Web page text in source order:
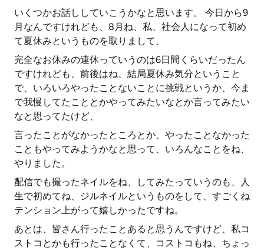
いくつかお話ししていこうかなと思います。 今日から9
月なんですけれども、8月ね、私、社会人になって初め
て夏休みというものを取りまして、
完全なお休みの連休っていうのは6日間くらいだったん
ですけれども、前後はね、結局夏休み気分ということ
で、いろいろやったことないことに挑戦というか、今ま
で我慢してたこととかやってみたいなとか言ってみたい
なと思ってたけど、
言ったことがなかったところとか、やったことなかった
こともやってみようかなと思って、いろんなことをね、
やりました。
配信でも撮ったネイルをね、してみたっていうのも、人
生で初めてね、ジルネイルというものをして、すごくね
テンション上がって嬉しかったですね。
あとは、皆さん行ったことあると思うんですけど、私コ
ストコとかも行ったことなくて、コストコもね、ちょっ